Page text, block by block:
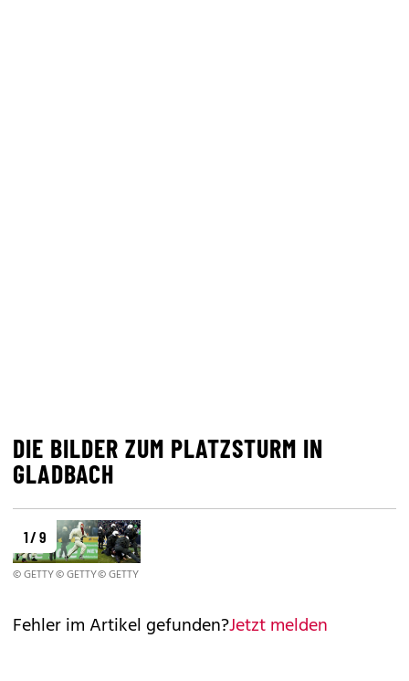
DIE BILDER ZUM PLATZSTURM IN
GLADBACH
1 / 9
© GETTY© GETTY© GETTY
Fehler im Artikel gefunden?Jetzt melden